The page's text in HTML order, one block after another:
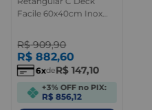
Facile 60x40cm Inox
R$ 909,90
R$ 882,60
6 deR$ 147,10
+3% OFF no PIX:
R$ 856,12